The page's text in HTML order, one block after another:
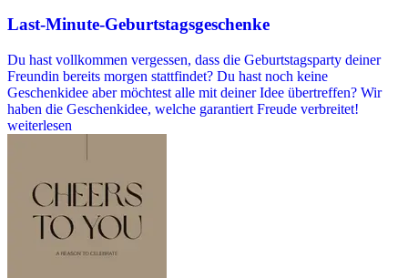
Last-Minute-Geburtstagsgeschenke
Du hast vollkommen vergessen, dass die Geburtstagsparty deiner
Freundin bereits morgen stattfindet? Du hast noch keine
Geschenkidee aber möchtest alle mit deiner Idee übertreffen? Wir
haben die Geschenkidee, welche garantiert Freude verbreitet!
weiterlesen